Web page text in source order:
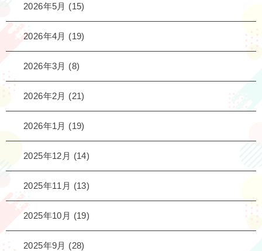
2026年5月 (15)
2026年4月 (19)
2026年3月 (8)
2026年2月 (21)
2026年1月 (19)
2025年12月 (14)
2025年11月 (13)
2025年10月 (19)
2025年9月 (28)